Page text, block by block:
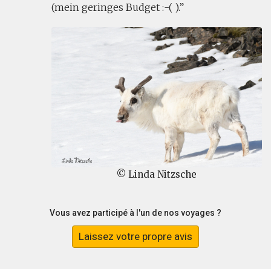
(mein geringes Budget :-( ).
© Linda Nitzsche
Vous avez participé à l'un de nos voyages ?
Laissez votre propre avis